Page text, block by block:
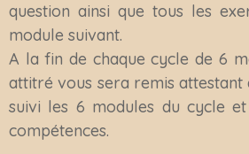
question ainsi que tous les
module suivant.
A la fin de chaque cycle de 6
attitré vous sera remis attestant
suivi les 6 modules du cycle
compétences.